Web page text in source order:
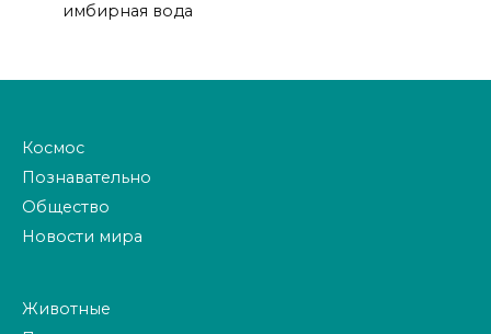
имбирная вода
Космос
Познавательно
Общество
Новости мира
Животные